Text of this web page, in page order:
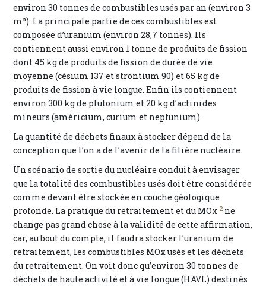
environ 30 tonnes de combustibles usés par an (environ 3
m³). La principale partie de ces combustibles est
composée d’uranium (environ 28,7 tonnes). Ils
contiennent aussi environ 1 tonne de produits de fission
dont 45 kg de produits de fission de durée de vie
moyenne (césium 137 et strontium 90) et 65 kg de
produits de fission à vie longue. Enfin ils contiennent
environ 300 kg de plutonium et 20 kg d’actinides
mineurs (américium, curium et neptunium).
La quantité de déchets finaux à stocker dépend de la
conception que l’on a de l’avenir de la filière nucléaire.
Un scénario de sortie du nucléaire conduit à envisager
que la totalité des combustibles usés doit être considérée
comme devant être stockée en couche géologique
profonde. La pratique du retraitement et du MOx 2 ne
change pas grand chose à la validité de cette affirmation,
car, au bout du compte, il faudra stocker l’uranium de
retraitement, les combustibles MOx usés et les déchets
du retraitement. On voit donc qu’environ 30 tonnes de
déchets de haute activité et à vie longue (HAVL) destinés